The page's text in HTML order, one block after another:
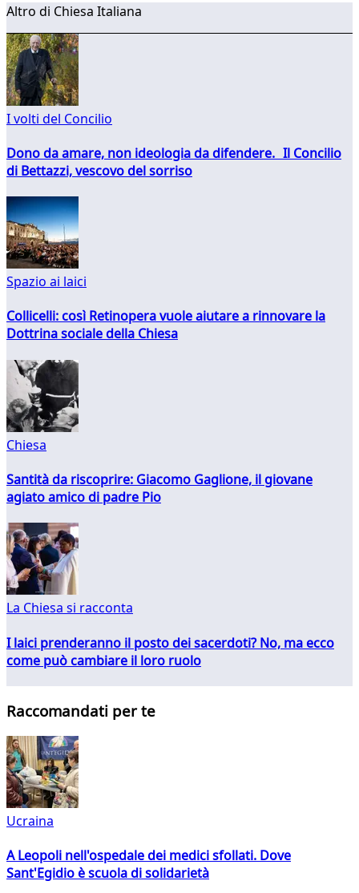
Altro di Chiesa Italiana
I volti del Concilio
Dono da amare, non ideologia da difendere. Il Concilio
di Bettazzi, vescovo del sorriso
Spazio ai laici
Collicelli: così Retinopera vuole aiutare a rinnovare la
Dottrina sociale della Chiesa
Chiesa
Santità da riscoprire: Giacomo Gaglione, il giovane
agiato amico di padre Pio
La Chiesa si racconta
I laici prenderanno il posto dei sacerdoti? No, ma ecco
come può cambiare il loro ruolo
Raccomandati per te
Ucraina
A Leopoli nell'ospedale dei medici sfollati. Dove
Sant'Egidio è scuola di solidarietà